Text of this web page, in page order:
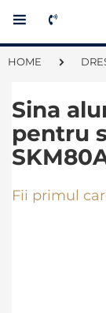
HOME
Sina
pentru
Fii primul